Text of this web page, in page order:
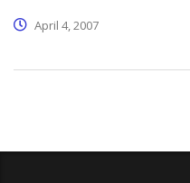
April 4, 2007